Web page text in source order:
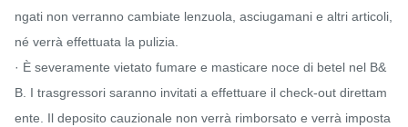
ngati non verranno cambiate lenzuola, asciugamani e altri articoli,
né verrà effettuata la pulizia.
· È severamente vietato fumare e masticare noce di betel nel B&
B. I trasgressori saranno invitati a effettuare il check-out direttam
ente. Il deposito cauzionale non verrà rimborsato e verrà imposta